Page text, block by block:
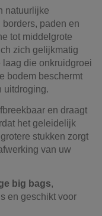
natuurlijke
paden en
tot middelgrote
zich gelijkmatig
laag die onkruidgroei
bodem beschermt
uitdroging.
en draagt
het geleidelijk
stukken zorgt
van uw
big bags,
en geschikt voor